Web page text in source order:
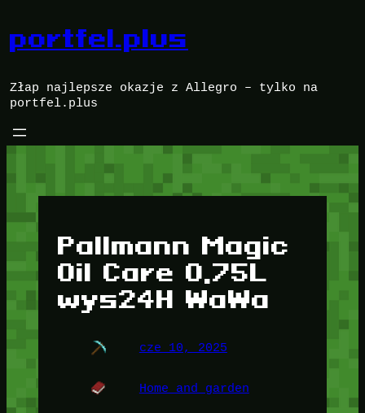
treści
portfel.plus
Złap najlepsze okazje z Allegro – tylko na
portfel.plus
Pallmann Magic
Oil Care 0,75L
wys24H WaWa
cze 10, 2025
Home and garden